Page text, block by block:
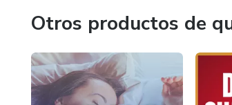
Otros productos de